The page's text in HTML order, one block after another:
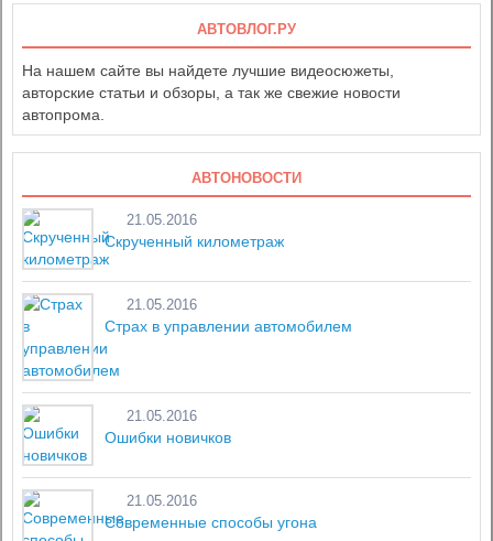
АВТОВЛОГ.РУ
На нашем сайте вы найдете лучшие видеосюжеты,
авторские статьи и обзоры, а так же свежие новости
автопрома.
АВТОНОВОСТИ
21.05.2016
Скрученный километраж
21.05.2016
Страх в управлении автомобилем
21.05.2016
Ошибки новичков
21.05.2016
Современные способы угона